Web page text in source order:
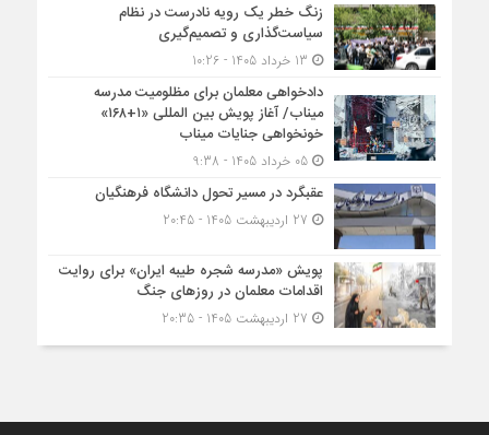
زنگ خطر یک رویه نادرست در نظام
سیاست‌گذاری و تصمیم‌گیری
دادخواهی معلمان برای مظلومیت مدرسه
میناب/ آغاز پویش بین المللی «۱+۱۶۸»
خونخواهی جنایات میناب
05 خرداد 1405 - 9:38
عقبگرد در مسیر تحول دانشگاه فرهنگیان
پویش «مدرسه شجره طیبه ایران» برای روایت
اقدامات معلمان در روزهای جنگ